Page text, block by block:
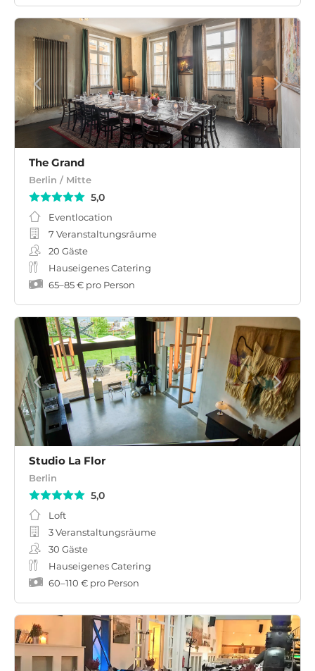
The Grand
Berlin / Mitte
5,0
Eventlocation
7 Veranstaltungsräume
20 Gäste
Hauseigenes Catering
65–85 € pro Person
Studio La Flor
Berlin
5,0
Loft
3 Veranstaltungsräume
30 Gäste
Hauseigenes Catering
60–110 € pro Person